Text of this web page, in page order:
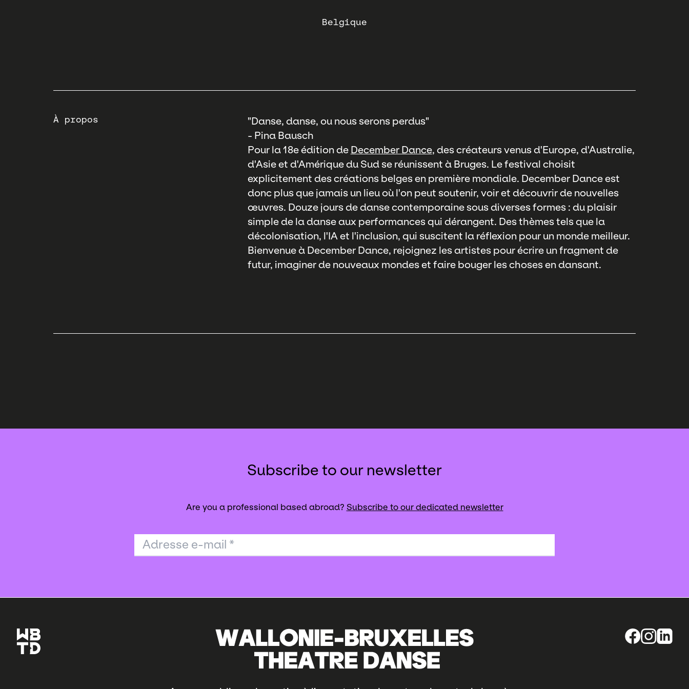
Belgique
À propos
"Danse, danse, ou nous serons perdus"
- Pina Bausch
Pour la 18e édition de December Dance, des créateurs venus d'Europe, d'Australie,
d'Asie et d'Amérique du Sud se réunissent à Bruges. Le festival choisit
explicitement des créations belges en première mondiale. December Dance est
donc plus que jamais un lieu où l'on peut soutenir, voir et découvrir de nouvelles
œuvres. Douze jours de danse contemporaine sous diverses formes : du plaisir
simple de la danse aux performances qui dérangent. Des thèmes tels que la
décolonisation, l'IA et l'inclusion, qui suscitent la réflexion pour un monde meilleur.
Bienvenue à December Dance, rejoignez les artistes pour écrire un fragment de
futur, imaginer de nouveaux mondes et faire bouger les choses en dansant.
Subscribe to our newsletter
Are you a professional based abroad? Subscribe to our dedicated newsletter
Adresse e-mail *